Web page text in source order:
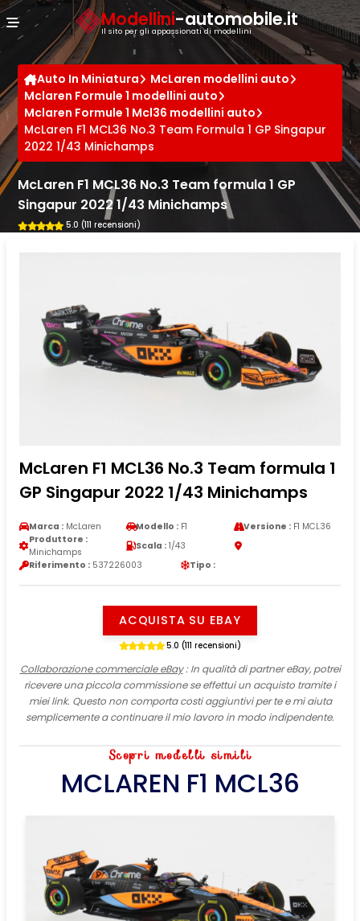
Modellini-automobile.it
Il sito per gli appassionati di modellini
Auto In Miniatura
McLaren modellini auto
Mclaren Formule 1 modellini auto
Mclaren Formule 1 Mcl36 modellini auto
McLaren F1 MCL36 No.3 Team Formula 1 GP Singapur
2022 1/43 Minichamps
McLaren F1 MCL36 No.3 Team formula 1 GP
Singapur 2022 1/43 Minichamps
5.0 (111 recensioni)
McLaren F1 MCL36 No.3 Team formula 1
GP Singapur 2022 1/43 Minichamps
Marca : McLaren Modello : F1 Versione :F1 MCL36
Produttore :
Minichamps
Scala : 1/43
Riferimento : 537226003 Tipo :
ACQUISTA SU EBAY
5.0 (111 recensioni)
Collaborazione commerciale eBay: In qualità di partner eBay, potrei
ricevere una piccola commissione se effettui un acquisto tramite i
miei link. Questo non comporta costi aggiuntivi per te e mi aiuta
semplicemente a continuare il mio lavoro in modo indipendente.
Scopri modelli simili
MCLAREN F1 MCL36
Cookies management panel